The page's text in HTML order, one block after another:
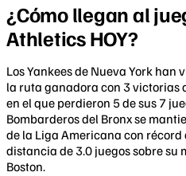
¿Cómo llegan al
Athletics HOY?
Los Yankees de Nueva York
la ruta ganadora con 3 victorias
en el que perdieron 5 de sus 7
Bombarderos del Bronx se
de la Liga Americana con
distancia de 3.0 juegos sobre
Boston.